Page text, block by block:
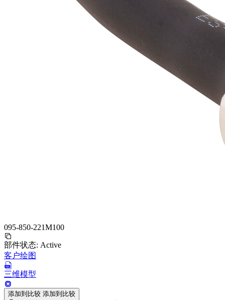
095-850-221M100
部件状态: Active
客户绘图
三维模型
添加到比较 添加到比较